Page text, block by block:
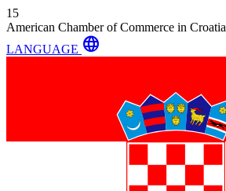
15
American Chamber of Commerce in Croatia
LANGUAGE language